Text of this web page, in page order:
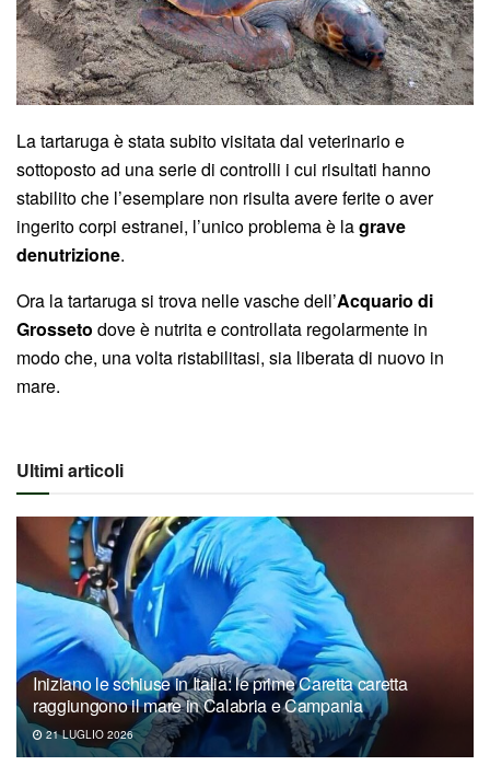
La tartaruga è stata subito visitata dal veterinario e
sottoposto ad una serie di controlli i cui risultati hanno
stabilito che l’esemplare non risulta avere ferite o aver
ingerito corpi estranei, l’unico problema è lagrave
denutrizione.
Ora la tartaruga si trova nelle vasche dell’Acquario di
Grosseto dove è nutrita e controllata regolarmente in
modo che, una volta ristabilitasi, sia liberata di nuovo in
mare.
Ultimi articoli
Iniziano le schiuse in Italia: le prime Caretta caretta
raggiungono il mare in Calabria e Campania
21 LUGLIO 2026